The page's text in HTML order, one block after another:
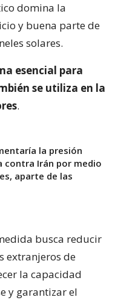
domina la
y buena parte de
solares.
esencial para
se utiliza en la
.
la presión
contra Irán por medio
aparte de las
busca reducir
extranjeros de
la capacidad
y garantizar el